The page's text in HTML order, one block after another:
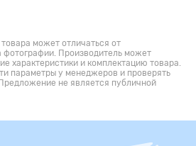
может отличаться от
фотографии. Производитель может
характеристики и комплектацию товара.
параметры у менеджеров и проверять
не является публичной